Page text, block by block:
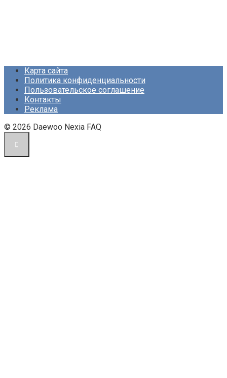
Карта сайта
Политика конфиденциальности
Пользовательское соглашение
Контакты
Реклама
© 2026 Daewoo Nexia FAQ